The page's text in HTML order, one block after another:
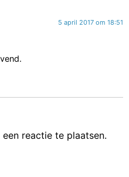
5 april 2017 om 18:51
een reactie te plaatsen.